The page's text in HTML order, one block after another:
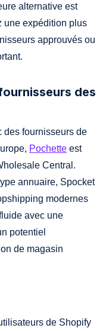
alternative est
une expédition plus
approuvés ou
des
des fournisseurs de
Pochette est
Central.
annuaire, Spocket
modernes
avec une
potentiel
de magasin
de Shopify